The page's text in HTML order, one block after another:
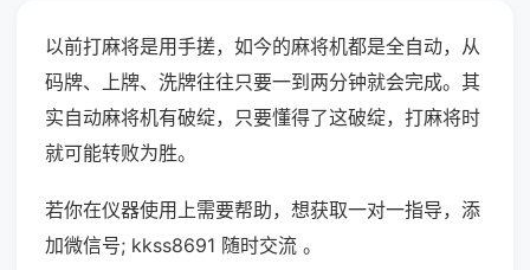
以前打麻将是用手搓，如今的麻将机都是全自动，从
码牌、上牌、洗牌往往只要一到两分钟就会完成。其
实自动麻将机有破绽，只要懂得了这破绽，打麻将时
就可能转败为胜。
若你在仪器使用上需要帮助，想获取一对一指导，添
加微信号; kkss8691 随时交流 。